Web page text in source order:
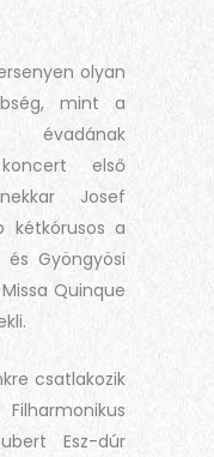
olyan
mint a
első
Josef
kétkórusos a
Gyöngyösi
Quinque
csatlakozik
Esz-dúr